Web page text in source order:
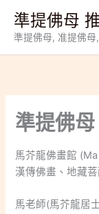
要
準提佛母
準提佛母, 准提佛
準提佛
馬芥龍佛畫館
漢傳佛畫、地藏
馬老師(馬芥龍居